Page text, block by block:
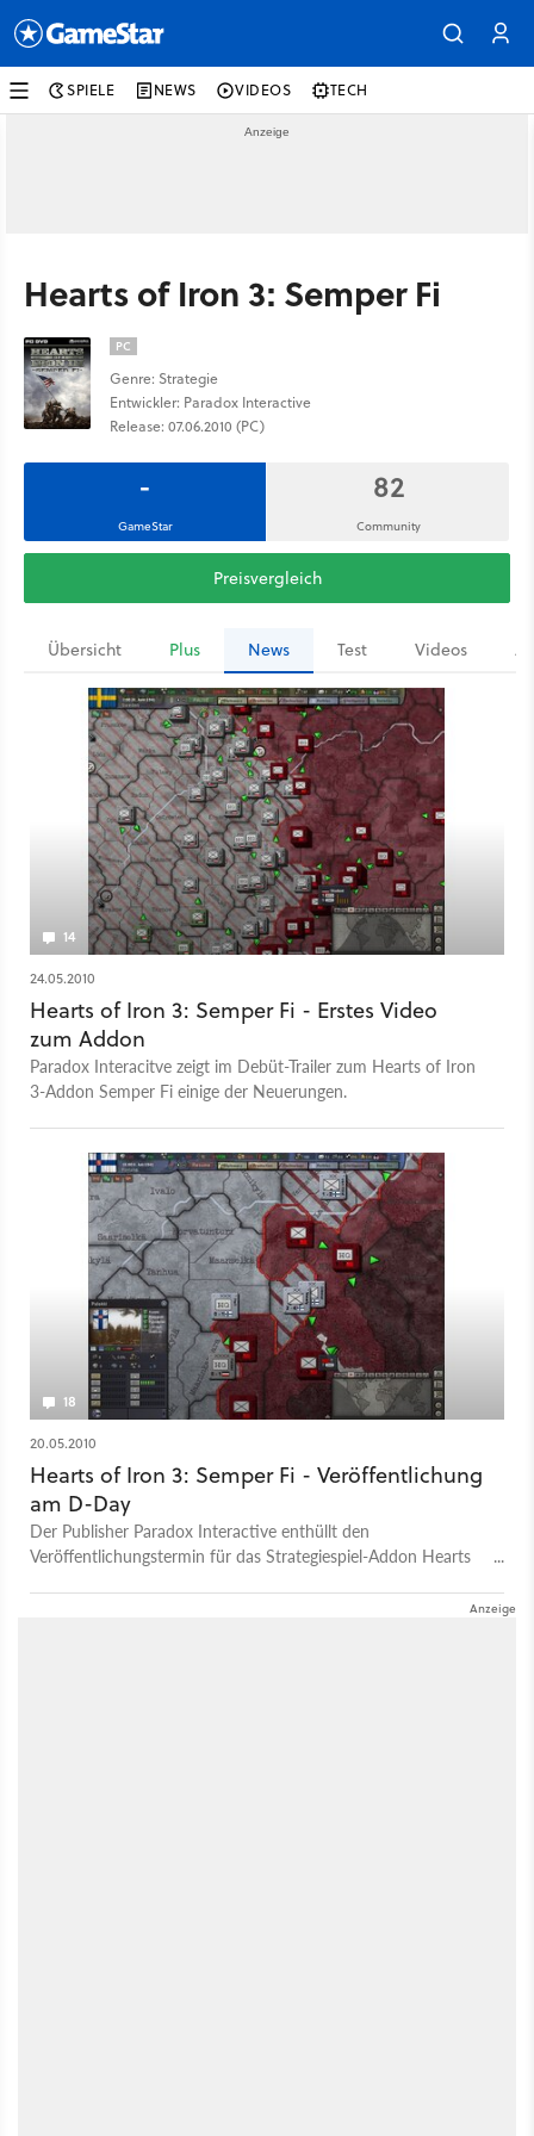
SPIELE NEWS VIDEOS TECH
Hearts of Iron 3: Semper Fi
PC
Genre: Strategie
Entwickler: Paradox Interactive
Release: 07.06.2010 (PC)
-
GameStar
82
Community
Preisvergleich
Übersicht Plus News Test Videos
14
24.05.2010
Hearts of Iron 3: Semper Fi - Erstes Video
zum Addon
Paradox Interacitve zeigt im Debüt-Trailer zum Hearts of Iron
3-Addon Semper Fi einige der Neuerungen.
18
20.05.2010
Hearts of Iron 3: Semper Fi - Veröffentlichung
am D-Day
Der Publisher Paradox Interactive enthüllt den
Veröffentlichungstermin für das Strategiespiel-Addon Hearts